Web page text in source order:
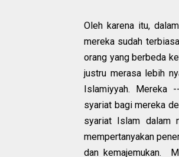
Oleh karena itu,
mereka sudah
orang yang berbeda
justru merasa lebih
Islamiyyah. Mereka
syariat bagi mereka
syariat Islam dalam
mempertanyakan
dan kemajemukan.